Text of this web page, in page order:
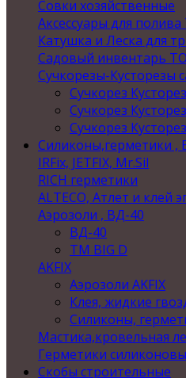
Совки хозяйственные
Аксессуары для полива
Катушка и Леска для
Садовый инвентарь
Сучкорезы-Кусторезы
Сучкорез
Сучкорез
Сучкорез
Силиконы,герметики ,
IRFix, JETFIX, Mr.Sil
RICH герметики
ALTECO, Атлет и клей
Аэрозоли , ВД-40
ВД-40
TM BIG D
AKFIX
Аэрозоли AKFIX
Клея, жидкие
Силиконы,
Мастика,кровельная
Герметики
Скобы строительные